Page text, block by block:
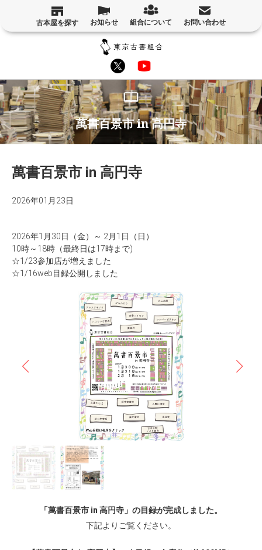
古本屋を探す お知らせ 組合について お問い合わせ
萬書百景市 in 高円寺
萬書百景市 in 高円寺
2026年01月23日
2026年1月30日（金）～ 2月1日（日）
10時～18時（最終日は17時まで)
☆1/23参加店が増えました
☆1/16web目録公開しました
「萬書百景市 in 高円寺」の目録が完成しました。
下記よりご覧ください。